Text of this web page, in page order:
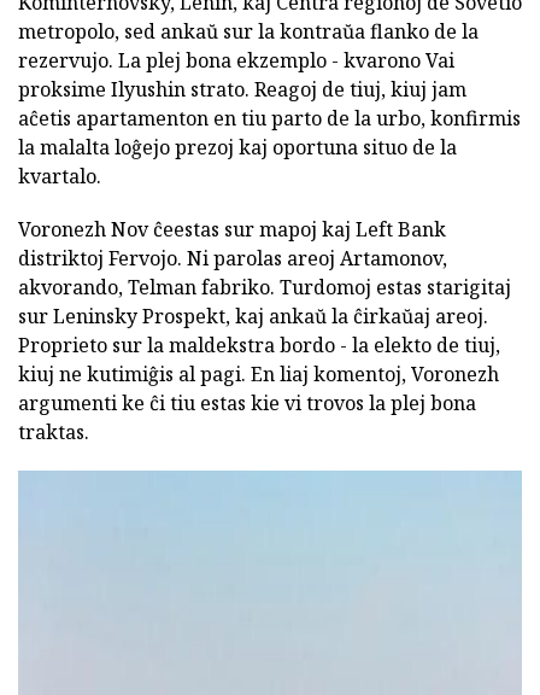
metropolo, sed ankaŭ sur la kontraŭa flanko de la
rezervujo. La plej bona ekzemplo - kvarono Vai
proksime Ilyushin strato. Reagoj de tiuj, kiuj jam
aĉetis apartamenton en tiu parto de la urbo, konfirmis
la malalta loĝejo prezoj kaj oportuna situo de la
kvartalo.
Voronezh Nov ĉeestas sur mapoj kaj Left Bank
distriktoj Fervojo. Ni parolas areoj Artamonov,
akvorando, Telman fabriko. Turdomoj estas starigitaj
sur Leninsky Prospekt, kaj ankaŭ la ĉirkaŭaj areoj.
Proprieto sur la maldekstra bordo - la elekto de tiuj,
kiuj ne kutimiĝis al pagi. En liaj komentoj, Voronezh
argumenti ke ĉi tiu estas kie vi trovos la plej bona
traktas.